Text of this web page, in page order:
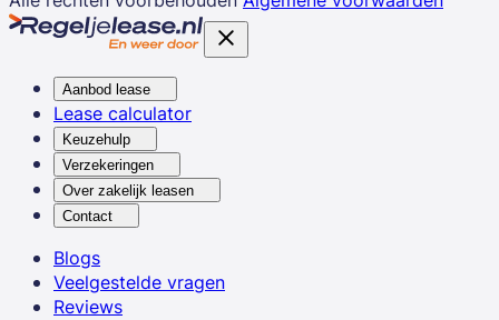
Aanbod lease
Lease calculator
Keuzehulp
Verzekeringen
Over zakelijk leasen
Contact
Blogs
Veelgestelde vragen
Reviews